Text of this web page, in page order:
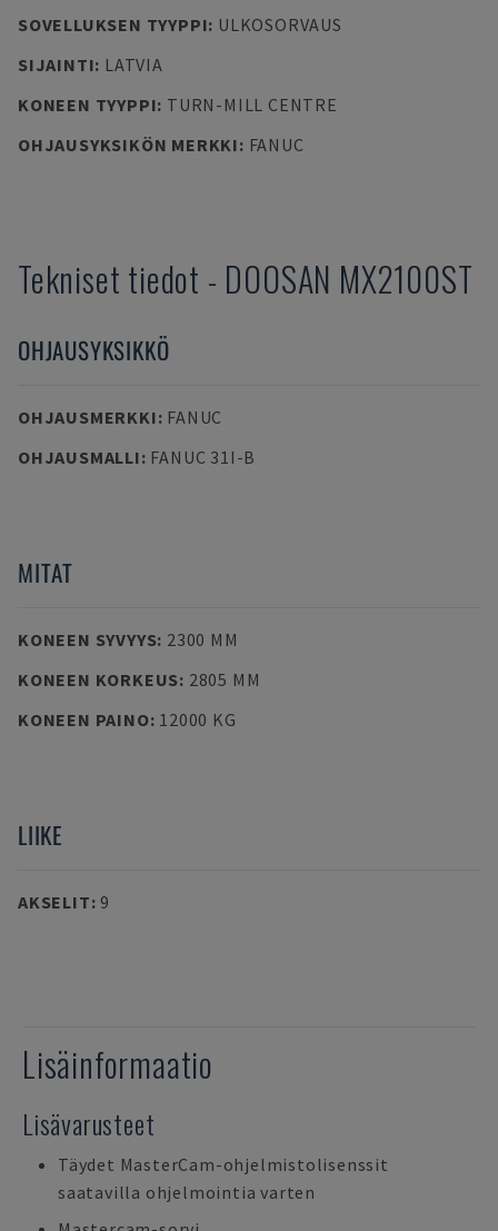
SOVELLUKSEN TYYPPI: ULKOSORVAUS
SIJAINTI: LATVIA
KONEEN TYYPPI: TURN-MILL CENTRE
OHJAUSYKSIKÖN MERKKI: FANUC
Tekniset tiedot - DOOSAN MX2100ST
OHJAUSYKSIKKÖ
OHJAUSMERKKI: FANUC
OHJAUSMALLI: FANUC 31I-B
MITAT
KONEEN SYVYYS: 2300 MM
KONEEN KORKEUS: 2805 MM
KONEEN PAINO: 12000 KG
LIIKE
AKSELIT: 9
Lisäinformaatio
Lisävarusteet
Täydet MasterCam-ohjelmistolisenssit
saatavilla ohjelmointia varten